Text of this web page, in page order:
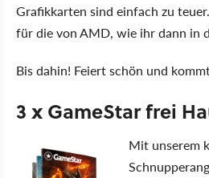
Grafikkarten sind einfach zu
für die von AMD, wie ihr dann in
Bis dahin! Feiert schön und
3 x GameStar frei
Mit unserem